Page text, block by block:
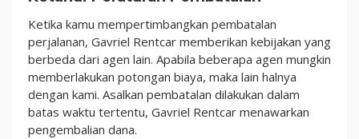
Ketika kamu mempertimbangkan pembatalan
perjalanan, Gavriel Rentcar memberikan kebijakan yang
berbeda dari agen lain. Apabila beberapa agen mungkin
memberlakukan potongan biaya, maka lain halnya
dengan kami. Asalkan pembatalan dilakukan dalam
batas waktu tertentu, Gavriel Rentcar menawarkan
pengembalian dana.